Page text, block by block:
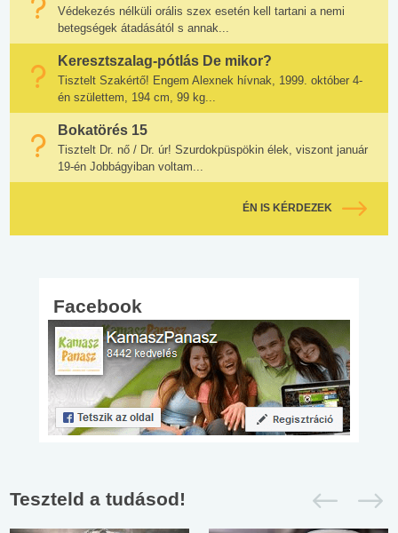
Védekezés nélküli orális szex esetén kell tartani a nemi
betegségek átadásától s annak...
Keresztszalag-pótlás De mikor?
Tisztelt Szakértő! Engem Alexnek hívnak, 1999. október 4-
én születtem, 194 cm, 99 kg...
Bokatörés 15
Tisztelt Dr. nő / Dr. úr! Szurdokpüspökin élek, viszont január
19-én Jobbágyiban voltam...
ÉN IS KÉRDEZEK
Facebook
Teszteld a tudásod!